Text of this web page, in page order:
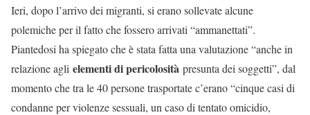
Ieri, dopo l’arrivo dei migranti, si erano sollevate alcune
polemiche per il fatto che fossero arrivati “ammanettati”.
Piantedosi ha spiegato che è stata fatta una valutazione “anche in
relazione agli elementi di pericolosità presunta dei soggetti”, dal
momento che tra le 40 persone trasportate c’erano “cinque casi di
condanne per violenze sessuali, un caso di tentato omicidio,